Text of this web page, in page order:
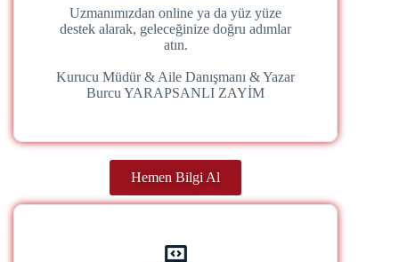
Uzmanımızdan online ya da yüz yüze
destek alarak, geleceğinize doğru adımlar
atın.
Kurucu Müdür & Aile Danışmanı & Yazar
Burcu YARAPSANLI ZAYİM
Hemen Bilgi Al